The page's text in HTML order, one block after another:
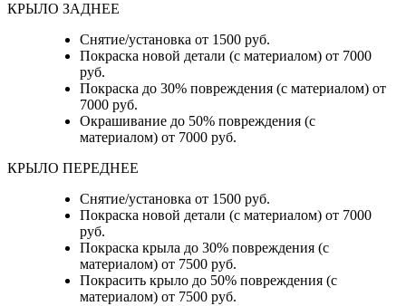
КРЫЛО ЗАДНЕЕ
Снятие/установка от 1500 руб.
Покраска новой детали (с материалом) от 7000
руб.
Покраска до 30% повреждения (с материалом) от
7000 руб.
Окрашивание до 50% повреждения (с
материалом) от 7000 руб.
КРЫЛО ПЕРЕДНЕЕ
Снятие/установка от 1500 руб.
Покраска новой детали (с материалом) от 7000
руб.
Покраска крыла до 30% повреждения (с
материалом) от 7500 руб.
Покрасить крыло до 50% повреждения (с
материалом) от 7500 руб.